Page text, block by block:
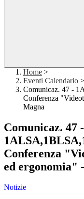
Home >
Eventi Calendario >
Comunicaz. 47 -
Conferenza
Magna
Comunicaz. 47 -
Conferenza
ed ergonomia"
Notizie